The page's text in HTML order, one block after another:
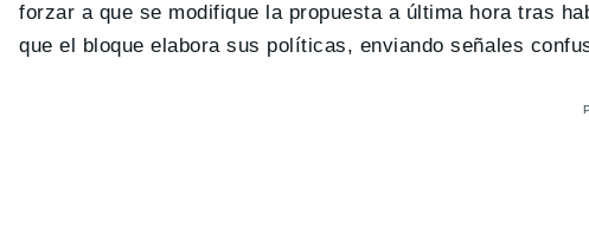
forzar a que se modifique la propuesta a última hora tras
que el bloque elabora sus políticas, enviando señales